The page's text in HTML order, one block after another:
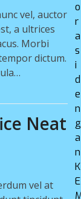
vel, auctor
a ultrices
Morbi
dictum.
Neat
vel at
o
r
a
s
i
d
e
n
g
a
n
K
E